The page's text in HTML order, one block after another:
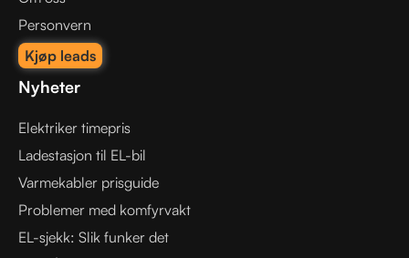
Personvern
Kjøp leads
Nyheter
Elektriker timepris
Ladestasjon til EL-bil
Varmekabler prisguide
Problemer med komfyrvakt
EL-sjekk: Slik funker det